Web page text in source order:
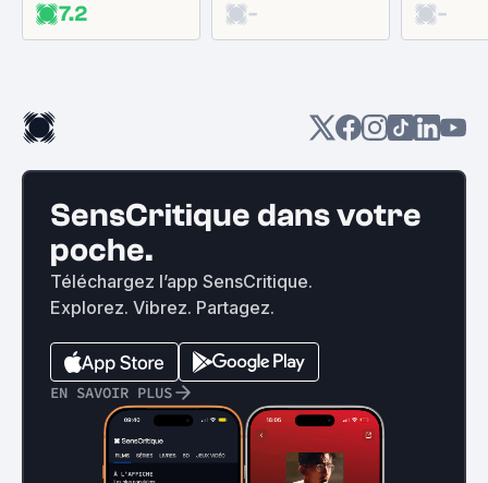
7.2 - -
SensCritique dans votre
poche.
Téléchargez l’app SensCritique.
Explorez. Vibrez. Partagez.
EN SAVOIR PLUS